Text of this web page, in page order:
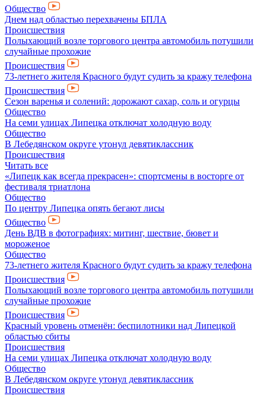
Общество
Днем над областью перехвачены БПЛА
Происшествия
Полыхающий возле торгового центра автомобиль потушили
случайные прохожие
Происшествия
73-летнего жителя Красного будут судить за кражу телефона
Происшествия
Сезон варенья и солений: дорожают сахар, соль и огурцы
Общество
На семи улицах Липецка отключат холодную воду
Общество
В Лебедянском округе утонул девятиклассник
Происшествия
Читать все
«Липецк как всегда прекрасен»: спортсмены в восторге от
фестиваля триатлона
Общество
По центру Липецка опять бегают лисы
Общество
День ВДВ в фотографиях: митинг, шествие, бювет и
мороженое
Общество
73-летнего жителя Красного будут судить за кражу телефона
Происшествия
Полыхающий возле торгового центра автомобиль потушили
случайные прохожие
Происшествия
Красный уровень отменён: беспилотники над Липецкой
областью сбиты
Происшествия
На семи улицах Липецка отключат холодную воду
Общество
В Лебедянском округе утонул девятиклассник
Происшествия